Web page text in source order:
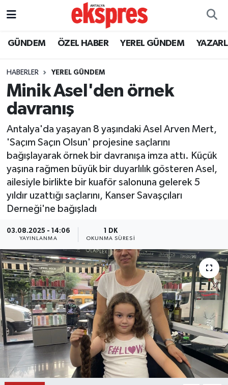
GÜNDEM ÖZEL HABER YEREL GÜNDEM
HABERLER YEREL GÜNDEM
Minik Asel'den örnek
davranış
Antalya'da yaşayan 8 yaşındaki Asel Arven Mert,
'Saçım Saçın Olsun' projesine saçlarını
bağışlayarak örnek bir davranışa imza attı. Küçük
yaşına rağmen büyük bir duyarlılık gösteren Asel,
ailesiyle birlikte bir kuaför salonuna gelerek 5
yıldır uzattığı saçlarını, Kanser Savaşçıları
Derneği'ne bağışladı
03.08.2025 - 14:06
YAYINLANMA
1 DK
OKUNMA SÜRESI
ÖZEL HABER
YEREL GÜNDEM
EKONOMİ
KÜLTÜR - SANAT
SPOR
SİYASET
EĞİTİM
TURİZM
RÖPORTAJ
VİDEO HABERLER
YAZARLAR
Nöbetçi Eczaneler
Trafik Durumu
Süper Lig Puan Durumu ve Fikstür
Tüm Manşetler
Son Dakika Haberleri
Haber Arşivi